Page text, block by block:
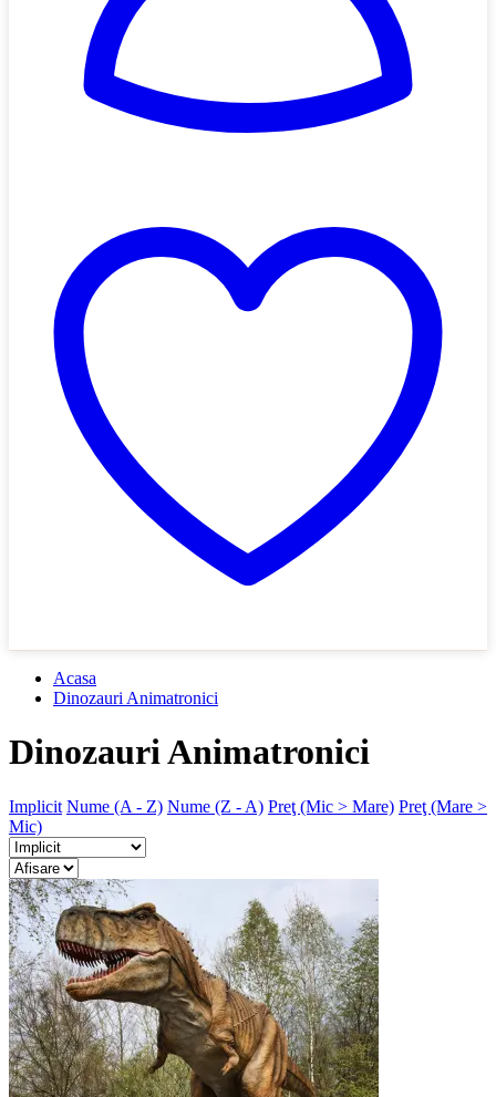
Acasa
Dinozauri Animatronici
Dinozauri Animatronici
Implicit Nume (A - Z) Nume (Z - A) Preţ (Mic > Mare) Preţ (Mare >
Mic)